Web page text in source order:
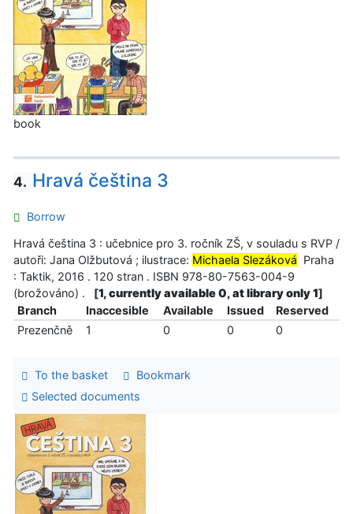
book
4. Hravá čeština 3
Borrow
Hravá čeština 3 : učebnice pro 3. ročník ZŠ, v souladu s RVP /
autoři: Jana Olžbutová ; ilustrace: Michaela Slezáková Praha
: Taktik, 2016 . 120 stran . ISBN 978-80-7563-004-9
(brožováno) .
[1, currently available 0, at library only 1]
Branch
Inaccesible Available Issued
Reserved
Prezenčně
1 0 0 0
To the basket
Bookmark
Selected documents